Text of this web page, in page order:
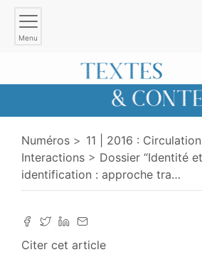
Menu
Numéros
11 | 2016 :
Interactions
Dossier “Identité et
identification : approche tra…
Citer cet article